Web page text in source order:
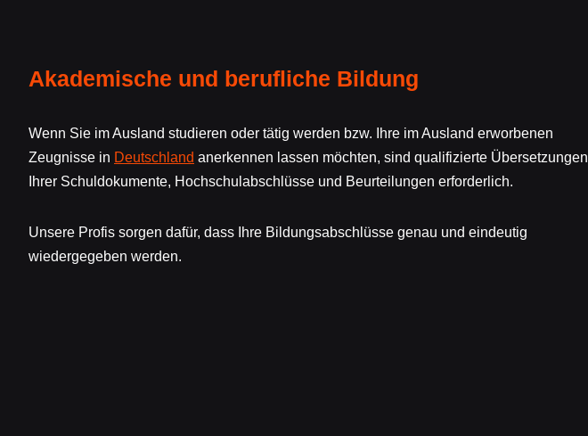
Akademische und berufliche Bildung
Wenn Sie im Ausland studieren oder tätig werden bzw. Ihre im Ausland erworbenen
Zeugnisse in Deutschland anerkennen lassen möchten, sind qualifizierte Übersetzungen
Ihrer Schuldokumente, Hochschulabschlüsse und Beurteilungen erforderlich.
Unsere Profis sorgen dafür, dass Ihre Bildungsabschlüsse genau und eindeutig
wiedergegeben werden.